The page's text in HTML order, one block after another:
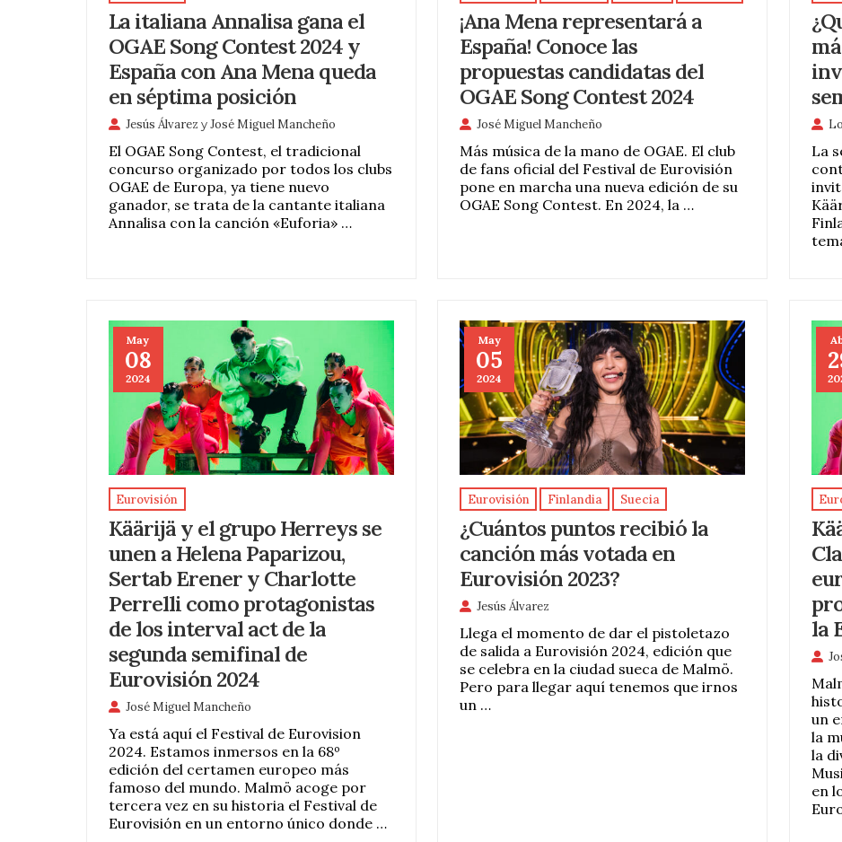
La italiana Annalisa gana el
OGAE Song Contest 2024 y
España con Ana Mena queda
en séptima posición
Jesús Álvarez yJosé Miguel Mancheño
El OGAE Song Contest, el tradicional
concurso organizado por todos los clubs
OGAE de Europa, ya tiene nuevo
ganador, se trata de la cantante italiana
Annalisa con la canción «Euforia» …
¡Ana Mena representará a
España! Conoce las
propuestas candidatas del
OGAE Song Contest 2024
José Miguel Mancheño
Más música de la mano de OGAE. El club
de fans oficial del Festival de Eurovisión
pone en marcha una nueva edición de su
OGAE Song Contest. En 2024, la …
La
May
08
2024
Eurovisión
Käärijä y el grupo Herreys se
unen a Helena Paparizou,
Sertab Erener y Charlotte
Perrelli como protagonistas
de los interval act de la
segunda semifinal de
Eurovisión 2024
José Miguel Mancheño
Ya está aquí el Festival de Eurovision
2024. Estamos inmersos en la 68º
edición del certamen europeo más
famoso del mundo. Malmö acoge por
tercera vez en su historia el Festival de
Eurovisión en un entorno único donde …
May
05
2024
Eurovisión Finlandia Suecia
¿Cuántos puntos recibió la
canción más votada en
Eurovisión 2023?
Jesús Álvarez
Llega el momento de dar el pistoletazo
de salida a Eurovisión 2024, edición que
se celebra en la ciudad sueca de Malmö.
Pero para llegar aquí tenemos que irnos
un …
la
un
la
la
en